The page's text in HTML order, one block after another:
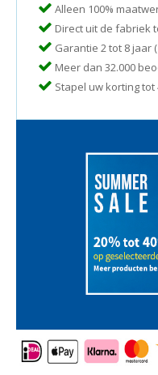
Alleen 100%
Direct uit de fabriek
Garantie 2 tot 8 jaar
Meer dan 32.000
Stapel uw korting tot